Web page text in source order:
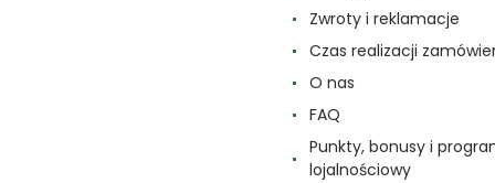
Zwroty i reklamacje
Czas realizacji
O nas
FAQ
Punkty, bonusy i
lojalnościowy